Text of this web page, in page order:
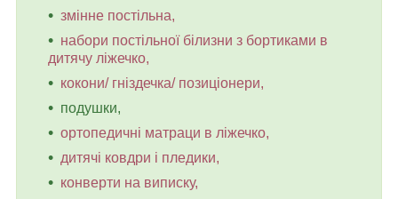
змінне постільна,
набори постільної білизни з бортиками в
дитячу ліжечко,
кокони/ гніздечка/ позиціонери,
подушки,
ортопедичні матраци в ліжечко,
дитячі ковдри і пледики,
конверти на виписку,